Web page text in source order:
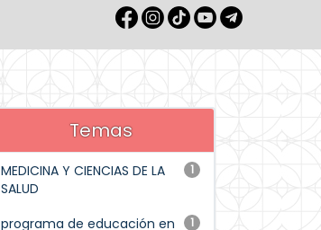
Temas
1
MEDICINA Y CIENCIAS DE LA
SALUD
1
programa de educación en